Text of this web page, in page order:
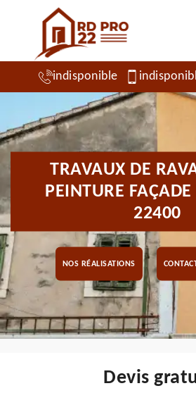
indisponible
TRAVAUX DE
PEINTURE
22400
NOS RÉALISATIONS
Devis